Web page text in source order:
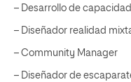
– Desarrollo de
– Diseñador realidad
– Community Manager
– Diseñador de